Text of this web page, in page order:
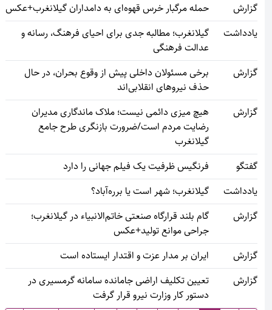
گزارش
حمله مرگبار خرس قهوه‌ای به دامداران گیلانغرب+عکس
یادداشت
گیلانغرب؛ مطالبه جدی برای احیای فرهنگ، رسانه و
عدالت فرهنگی
گزارش
برخی مسئولان داخلی پیش از وقوع بحران، در حال
حذف نیروهای انقلابی‌اند
گزارش
هیچ میزی دائمی نیست؛ ملاک ماندگاری مدیران
رضایت مردم است/ضرورت بازنگری طرح جامع
گیلانغرب
گفتگو
فرنگیس ظرفیت یک فیلم جهانی را دارد
یادداشت
گیلانغرب؛ شهر است یا برره‌آباد؟
گزارش
گام بلند قرارگاه صنعتی خاتم‌الانبیاء در گیلانغرب؛
جراحی موانع تولید+عکس
گزارش
ایران بر مدار عزت و اقتدار ایستاده است
گزارش
تعیین تکلیف اراضی جامانده سامانه گرمسیری در
دستور کار وزارت نیرو قرار گرفت